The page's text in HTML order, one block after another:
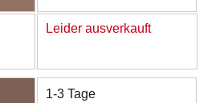
Leider ausverkauft
1-3 Tage